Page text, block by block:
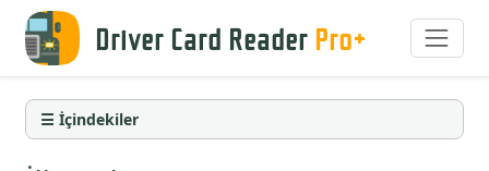
Driver Card Reader Pro+
☰ İçindekiler